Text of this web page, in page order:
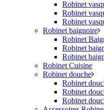
Robinet
Robinet
Robinet
Robinet baignoire
Robinet
Robinet
Robinet
Robinet Cuisine
Robinet douche
Robinet
Robinet
Robinet